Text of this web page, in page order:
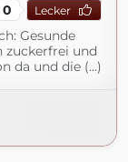
0 Lecker
Gesunde
zuckerfrei und
da und die (...)